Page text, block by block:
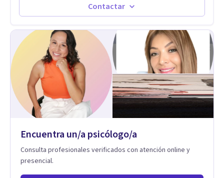
Contactar
Encuentra un/a psicólogo/a
Consulta profesionales verificados con atención online y
presencial.